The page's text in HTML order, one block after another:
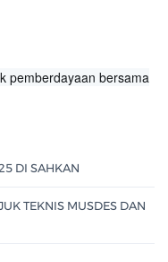
pemberdayaan bersama
DI SAHKAN
TEKNIS MUSDES DAN